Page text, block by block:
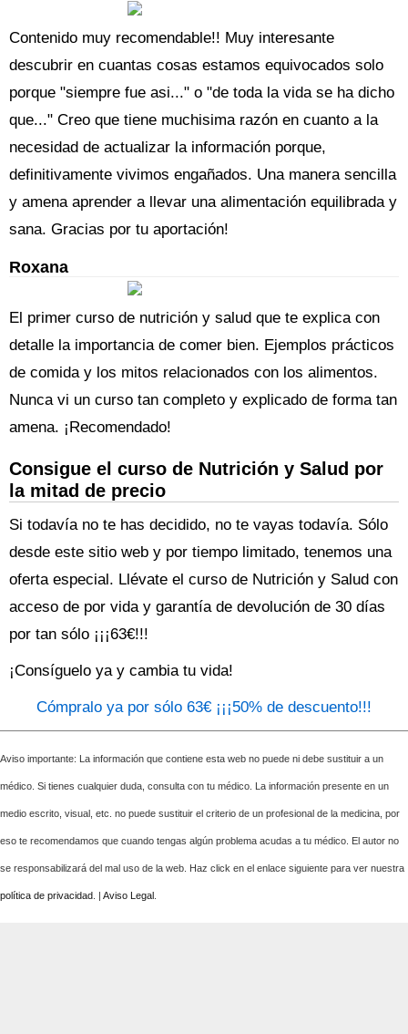
Contenido muy recomendable!! Muy interesante
descubrir en cuantas cosas estamos equivocados solo
porque "siempre fue asi..." o "de toda la vida se ha dicho
que..." Creo que tiene muchisima razón en cuanto a la
necesidad de actualizar la información porque,
definitivamente vivimos engañados. Una manera sencilla
y amena aprender a llevar una alimentación equilibrada y
sana. Gracias por tu aportación!
Roxana
El primer curso de nutrición y salud que te explica con
detalle la importancia de comer bien. Ejemplos prácticos
de comida y los mitos relacionados con los alimentos.
Nunca vi un curso tan completo y explicado de forma tan
amena. ¡Recomendado!
Consigue el curso de Nutrición y Salud por
la mitad de precio
Si todavía no te has decidido, no te vayas todavía. Sólo
desde este sitio web y por tiempo limitado, tenemos una
oferta especial. Llévate el curso de Nutrición y Salud con
acceso de por vida y garantía de devolución de 30 días
por tan sólo ¡¡¡63€!!!
¡Consíguelo ya y cambia tu vida!
Cómpralo ya por sólo 63€ ¡¡¡50% de descuento!!!
Aviso importante: La información que contiene esta web no puede ni debe sustituir a un
médico. Si tienes cualquier duda, consulta con tu médico. La información presente en un
medio escrito, visual, etc. no puede sustituir el criterio de un profesional de la medicina, por
eso te recomendamos que cuando tengas algún problema acudas a tu médico. El autor no
se responsabilizará del mal uso de la web. Haz click en el enlace siguiente para ver nuestra
política de privacidad Aviso Legal